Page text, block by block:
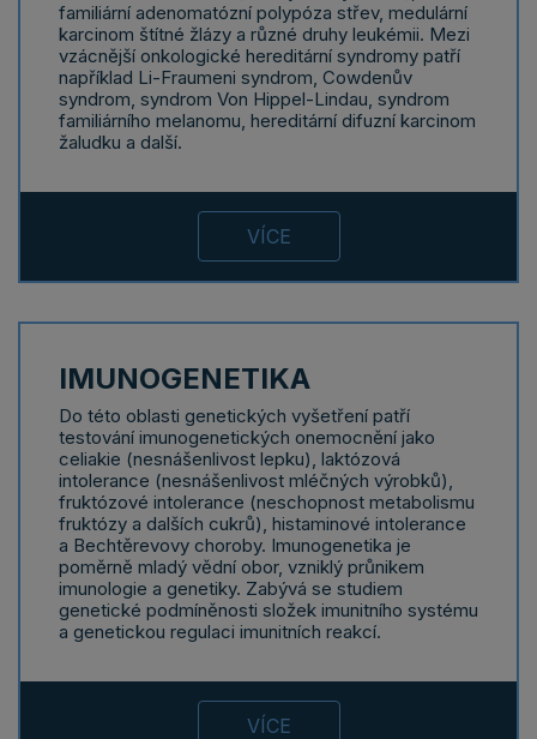
familiární adenomatózní polypóza střev, medulární
karcinom štítné žlázy a různé druhy leukémii. Mezi
vzácnější onkologické hereditární syndromy patří
například Li-Fraumeni syndrom, Cowdenův
syndrom, syndrom Von Hippel-Lindau, syndrom
familiárního melanomu, hereditární difuzní karcinom
žaludku a další.
VÍCE
IMUNOGENETIKA
Do této oblasti genetických vyšetření patří
testování imunogenetických onemocnění jako
celiakie (nesnášenlivost lepku), laktózová
intolerance (nesnášenlivost mléčných výrobků),
fruktózové intolerance (neschopnost metabolismu
fruktózy a dalších cukrů), histaminové intolerance
a Bechtěrevovy choroby. Imunogenetika je
poměrně mladý vědní obor, vzniklý průnikem
imunologie a genetiky. Zabývá se studiem
genetické podmíněnosti složek imunitního systému
a genetickou regulaci imunitních reakcí.
VÍCE